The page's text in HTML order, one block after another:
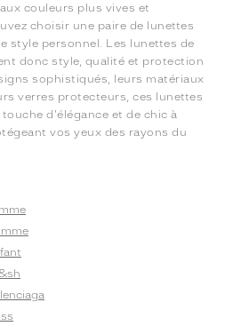
couleurs plus vives et
choisir une paire de lunettes
style personnel. Les lunettes de
donc style, qualité et protection
sophistiqués, leurs matériaux
verres protecteurs, ces lunettes
d'élégance et de chic à
vos yeux des rayons du